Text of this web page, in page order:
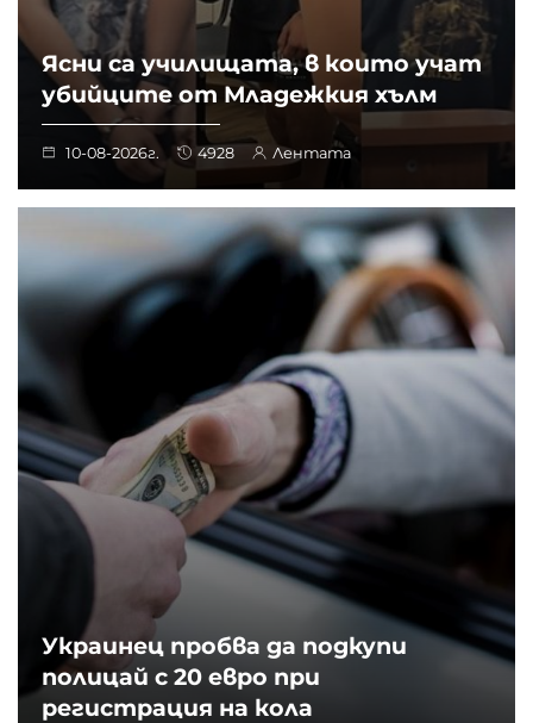
Ясни са училищата, в които учат
убийците от Младежкия хълм
10-08-2026г. 4928 Лентата
Украинец пробва да подкупи
полицай с 20 евро при
регистрация на кола